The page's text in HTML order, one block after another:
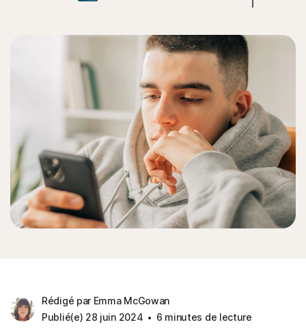
Rédigé par Emma McGowan
Publié(e) 28 juin 2024
6 minutes de lecture